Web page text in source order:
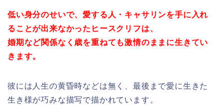
低い身分のせいで、愛する人・キャサリンを手に入れ
ることが出来なかったヒースクリフは、
婚期など関係なく歳を重ねても激情のままに生きてい
きます。
彼には人生の黄昏時などは無く、最後まで愛に生きた
生き様が巧みな描写で描かれています。